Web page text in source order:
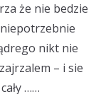
że nie bedzie
nikt nie
– i sie
……